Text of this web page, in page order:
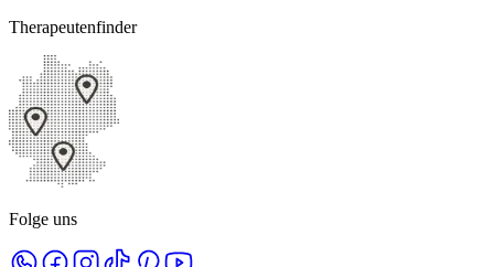
Therapeutenfinder
Folge uns